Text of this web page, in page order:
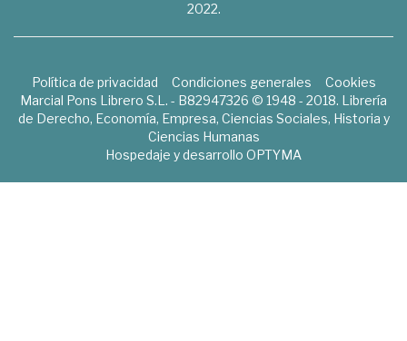
2022.
Política de privacidad Condiciones generales
Cookies
Marcial Pons Librero S.L. - B82947326 © 1948 - 2018. Librería
de Derecho, Economía, Empresa, Ciencias Sociales, Historia y
Ciencias Humanas
Hospedaje y desarrollo OPTYMA